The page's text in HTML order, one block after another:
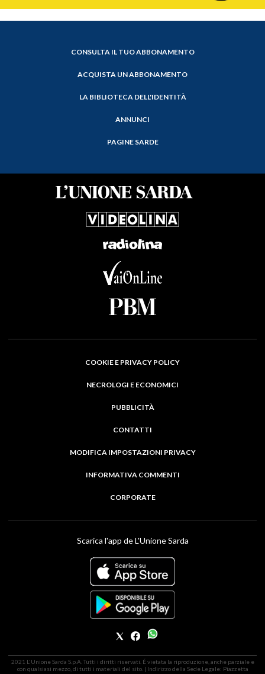
CONSULTA IL TUO ABBONAMENTO
ACQUISTA UN ABBONAMENTO
LA BIBLIOTECA DELL'IDENTITÀ
ANNUNCI
PAGINE SARDE
COOKIE E PRIVACY POLICY
NECROLOGI E ECONOMICI
PUBBLICITÀ
CONTATTI
MODIFICA IMPOSTAZIONI PRIVACY
INFORMATIVA COMMENTI
CORPORATE
Scarica l'app de L'Unione Sarda
2021 L'Unione Sarda S.p.A. Tutti i diritti riservati. É vietata la riproduzione, anche parziale e
con qualsiasi mezzo, di tutti i materiali del sito. | Indirizzo della Sede Legale: Piazzetta